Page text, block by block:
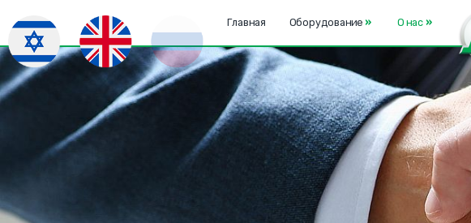
Главная Оборудование » О нас »